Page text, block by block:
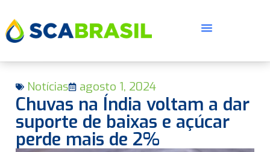
Notícias agosto 1, 2024
Chuvas na Índia voltam a dar
suporte de baixas e açúcar
perde mais de 2%